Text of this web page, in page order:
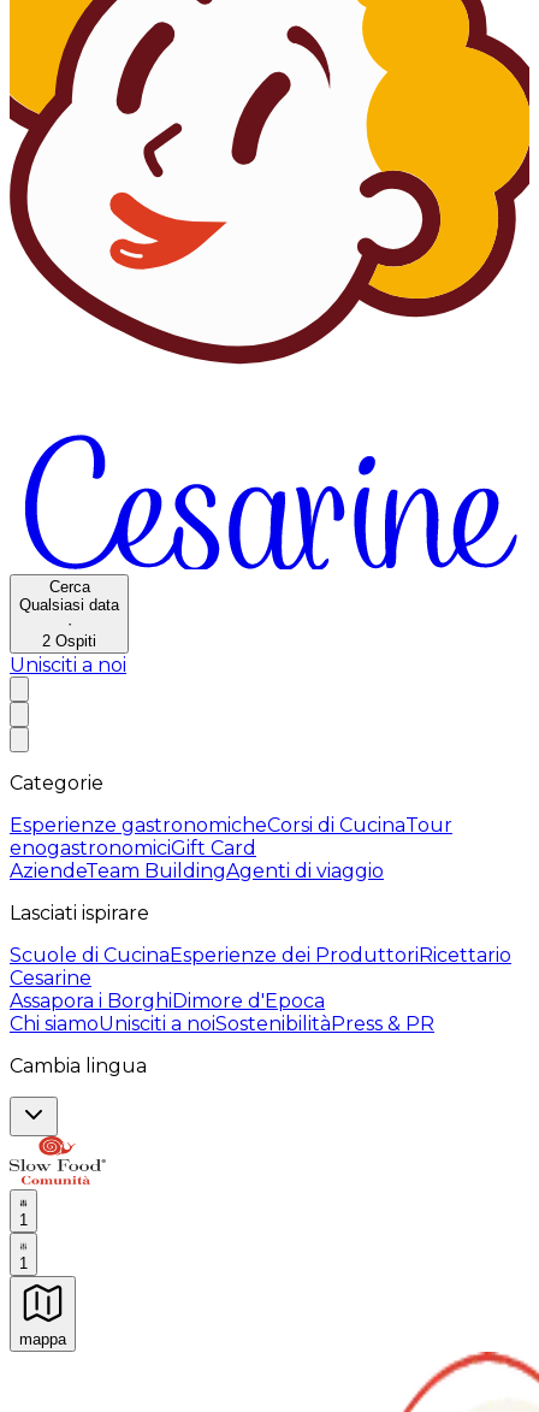
Cerca
Qualsiasi data
·
2 Ospiti
Unisciti a noi
Categorie
Esperienze gastronomicheCorsi di CucinaTour
enogastronomiciGift Card
AziendeTeam BuildingAgenti di viaggio
Lasciati ispirare
Scuole di CucinaEsperienze dei ProduttoriRicettario
Cesarine
Assapora i BorghiDimore d'Epoca
Chi siamoUnisciti a noiSostenibilitàPress & PR
Cambia lingua
1
1
mappa
Esperienze culinarie indimenticabili: Esperienze